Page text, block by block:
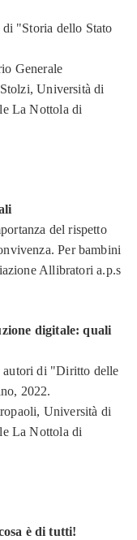
"Storia dello Stato
Generale
Università di
La Nottola di
del rispetto
Per bambini
Allibratori a.p.s
digitale: quali
autori di "Diritto delle
2022.
Università di
La Nottola di
è di tutti!